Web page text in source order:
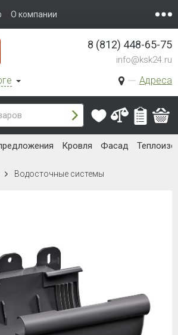
О компании
Адреса
8 (812) 448-65-75
info@ksk24.ru
Кровля Фасад
Водосточные системы